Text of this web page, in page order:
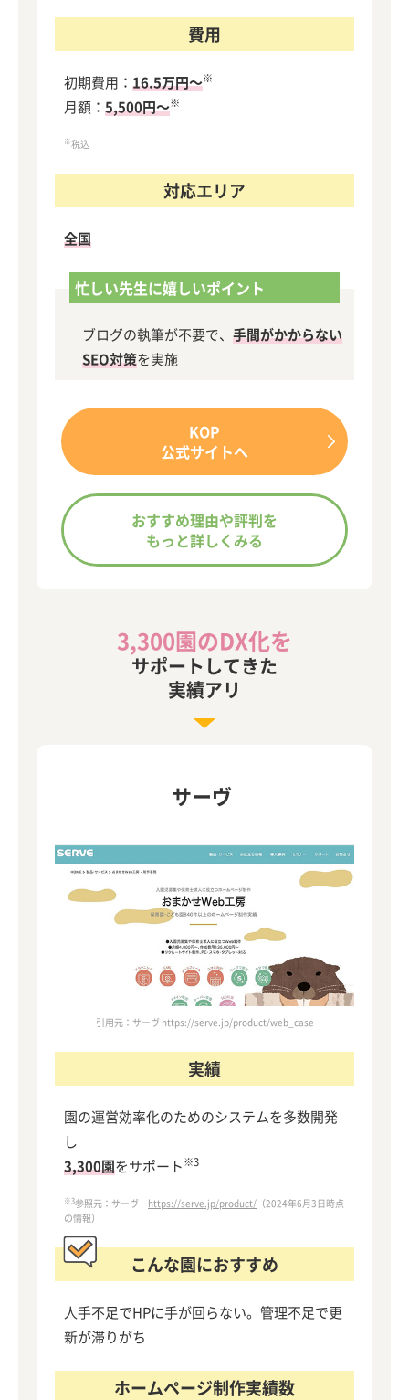
費用
初期費用： 16.5万円～※
月額： 5,500円～※
※税込
対応エリア
全国
忙しい先生に嬉しいポイント
ブログの執筆が不要で、 手間がかからない
SEO対策を実施
KOP
公式サイトへ
おすすめ理由や評判を
もっと詳しくみる
3,300園のDX化を
サポートしてきた
実績アリ
サーヴ
引用元：サーヴ https://serve.jp/product/web_case
実績
園の運営効率化のためのシステムを多数開発
し
3,300園をサポート※3
※3参照元：サーヴ https://serve.jp/product/ （2024年6月3日時点
の情報）
こんな園におすすめ
人手不足でHPに手が回らない。管理不足で更
新が滞りがち
ホームページ制作実績数